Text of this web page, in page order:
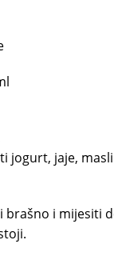
jogurt, jaje,
brašno i mijesiti